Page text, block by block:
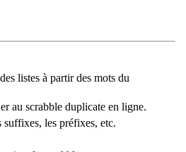
listes à partir des mots du
au scrabble duplicate en ligne.
suffixes, les préfixes, etc.